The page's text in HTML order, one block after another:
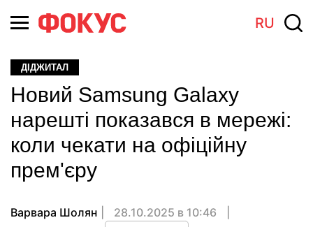
RU
ДІДЖИТАЛ
Новий Samsung Galaxy
нарешті показався в мережі:
коли чекати на офіційну
прем'єру
Варвара Шолян
28.10.2025 в 10:46